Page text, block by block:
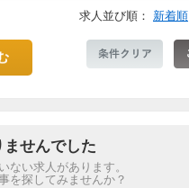
求人並び順： 新着順
せんでした
い求人があります。
を探してみませんか？